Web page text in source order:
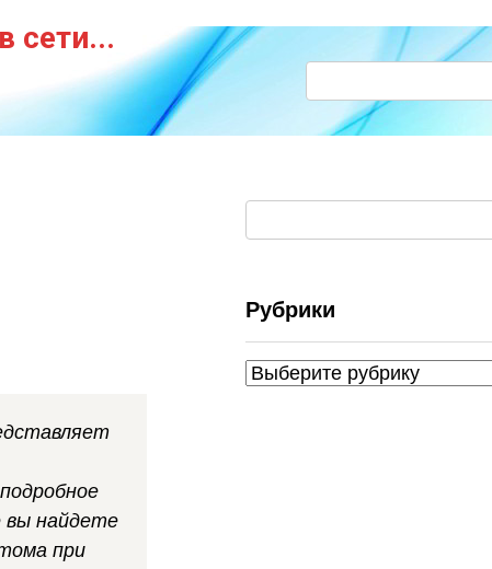
сети...
вы найдете
при
Рубрики
Рубрики